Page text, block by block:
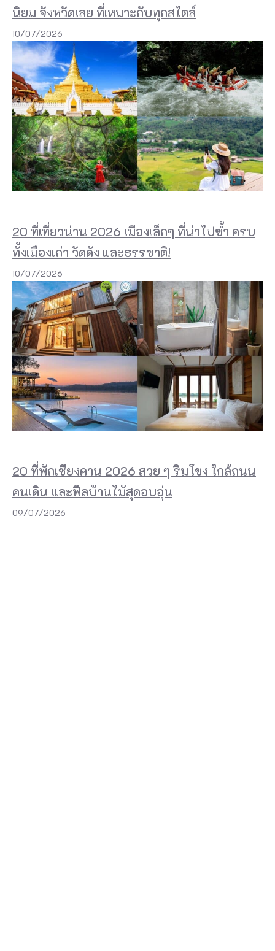
นิยม จังหวัดเลย ที่เหมาะกับทุกสไตล์
10/07/2026
20 ที่เที่ยวน่าน 2026 เมืองเล็กๆ ที่น่าไปซ้ำ ครบ
ทั้งเมืองเก่า วัดดัง และธรรชาติ!
10/07/2026
20 ที่พักเชียงคาน 2026 สวย ๆ ริมโขง ใกล้ถนน
คนเดิน และฟีลบ้านไม้สุดอบอุ่น
09/07/2026